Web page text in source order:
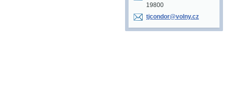
19800
tjcondor@volny.cz